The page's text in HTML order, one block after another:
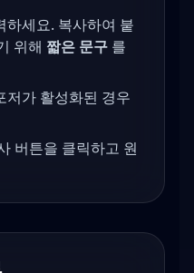
하세요. 복사하여 붙
위해 짧은 문구 를
저가 활성화된 경우
버튼을 클릭하고 원